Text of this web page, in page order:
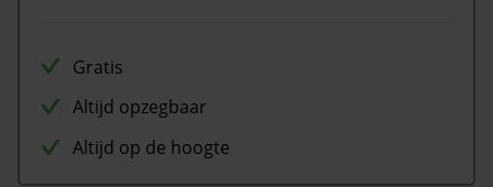
Gratis
Altijd opzegbaar
Altijd op de hoogte